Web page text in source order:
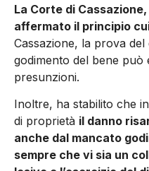
La Corte di
affermato il principio
Cassazione, la prova
godimento del bene
presunzioni.
Inoltre, ha stabilito che
di proprietà il danno
anche dal mancato
sempre che vi sia un